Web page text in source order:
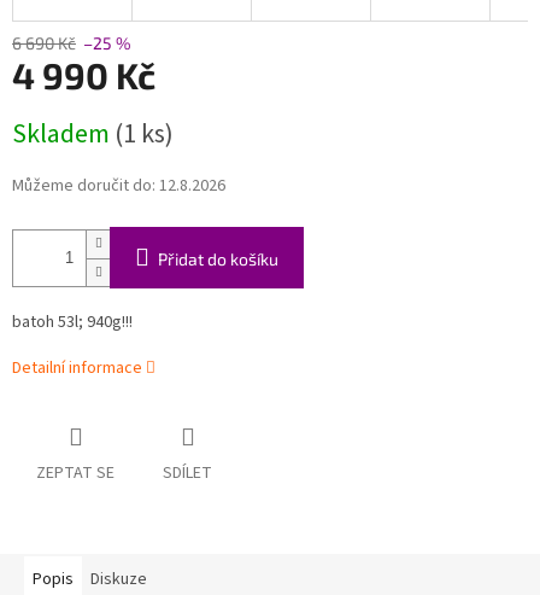
6 690 Kč –25 %
4 990 Kč
cena:
Skladem (1 ks)
Můžeme doručit do: 12.8.2026
Přidat do košíku
batoh 53l; 940g!!!
Detailní informace
ZEPTAT SE SDÍLET
Popis Diskuze